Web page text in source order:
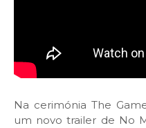
Na cerimónia The
um novo trailer de No